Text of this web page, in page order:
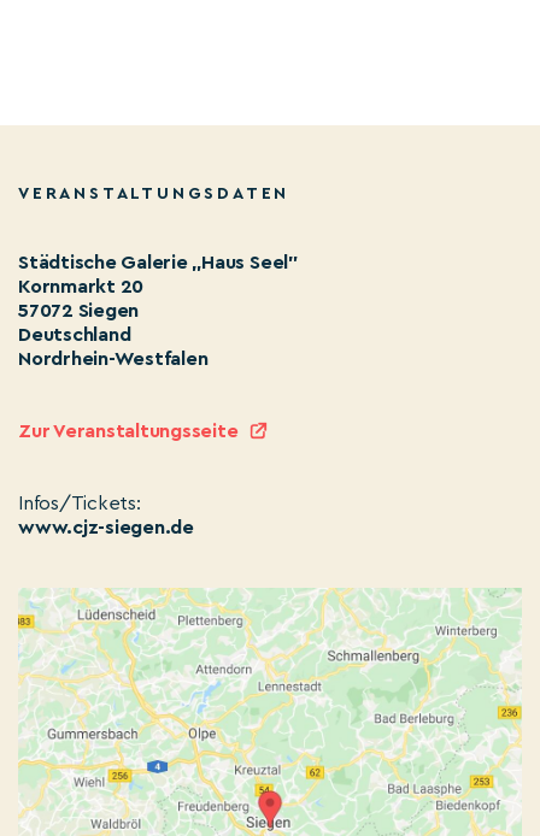
VERANSTALTUNGSDATEN
Städtische Galerie „Haus Seel"
Kornmarkt 20
57072 Siegen
Deutschland
Nordrhein-Westfalen
Zur Veranstaltungsseite
Infos/Tickets:
www.cjz-siegen.de